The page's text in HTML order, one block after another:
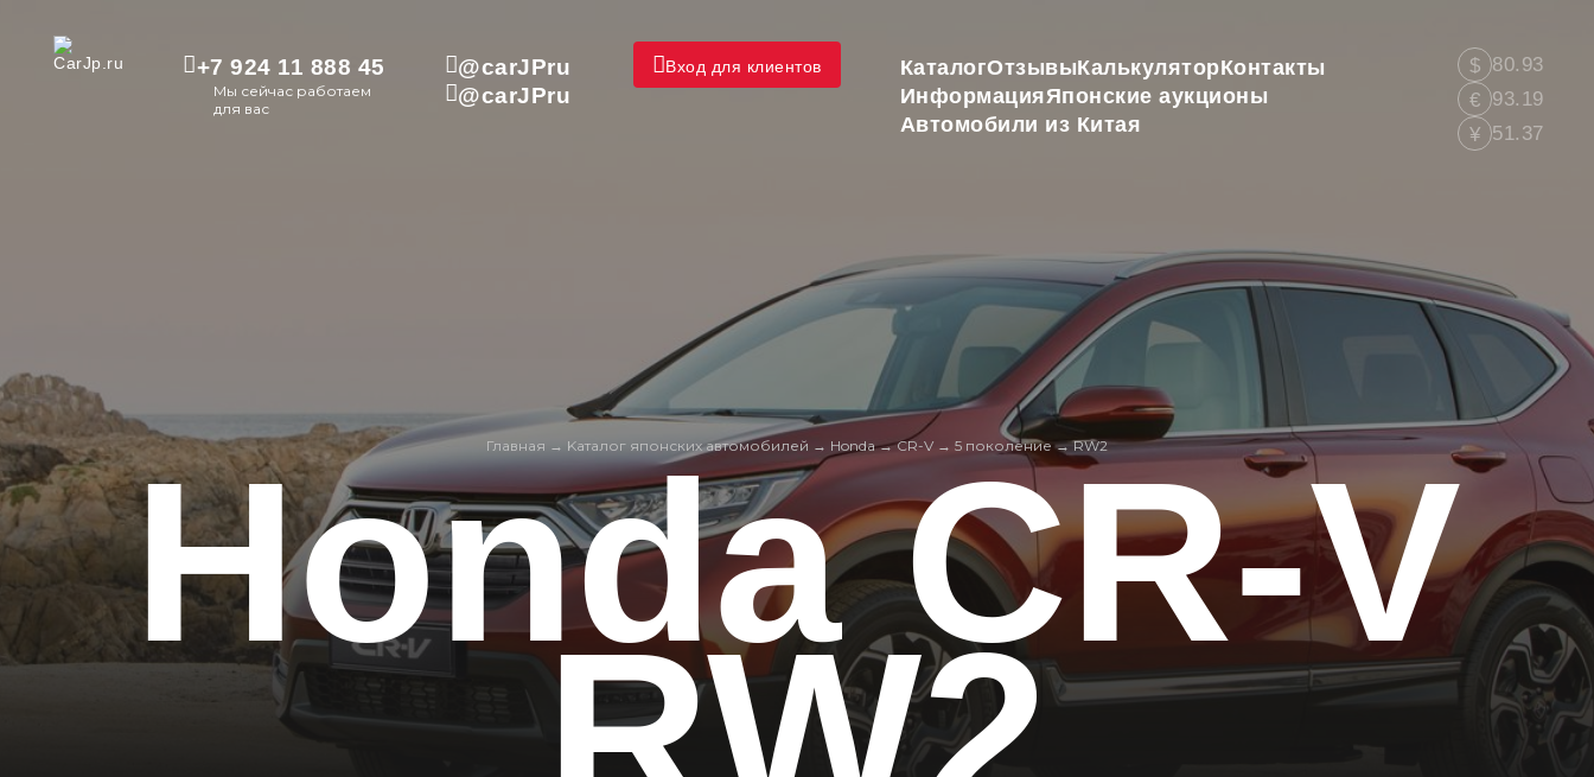
+7 924 11 888 45
Мы сейчас работаем
для вас
@carJPru
@carJPru
Вход для клиентов КаталогОтзывыКалькуляторКонтакты
ИнформацияЯпонские аукционы
Автомобили из Китая
$ 80.93
€ 93.19
¥ 51.37
Главная → Kаталог японских автомобилей → Honda→CR-V → 5 поколение →RW2
Honda CR-V